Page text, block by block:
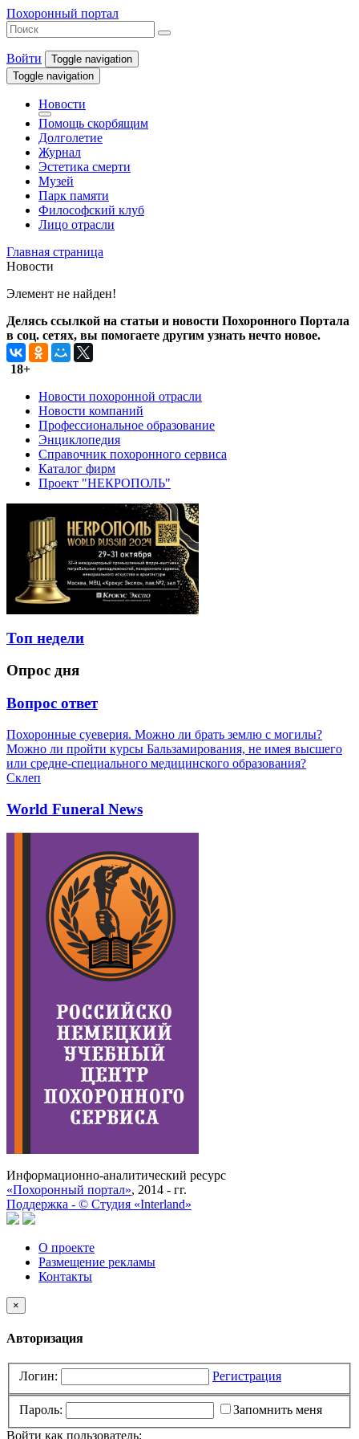
Похоронный портал
Войти
Toggle navigation
Toggle navigation
Новости
Помощь скорбящим
Долголетие
Журнал
Эстетика смерти
Музей
Парк памяти
Философский клуб
Лицо отрасли
Главная страница
Новости
Элемент не найден!
Делясь ссылкой на статьи и новости Похоронного Портала
в соц. сетях, вы помогаете другим узнать нечто новое.
18+
Новости похоронной отрасли
Новости компаний
Профессиональное образование
Энциклопедия
Справочник похоронного сервиса
Каталог фирм
Проект "НЕКРОПОЛЬ"
Топ недели
Опрос дня
Вопрос ответ
Похоронные суеверия. Можно ли брать землю с могилы?
Можно ли пройти курсы Бальзамирования, не имея высшего
или средне-специального медицинского образования?
Склеп
World Funeral News
Информационно-аналитический ресурс
«Похоронный портал», 2014 - гг.
Поддержка - © Cтудия «Interland»
О проекте
Размещение рекламы
Контакты
×
Авторизация
Логин: Регистрация
Пароль:
Запомнить меня
Войти как пользователь: